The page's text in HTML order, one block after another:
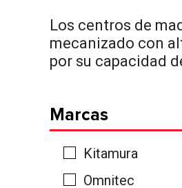
Los centros de
mecanizado con
por su capacidad
Marcas
Kitamura
Omnitec